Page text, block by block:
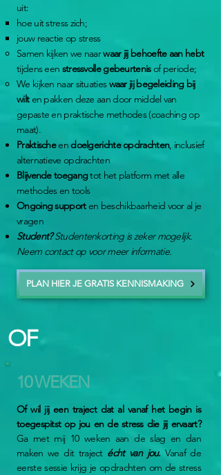
uit:
​hoe uit stress zich;
jouw reactie op stress
Samen kijken we naarwaar jij behoefte aan hebt
tijdens een stressvolle gebeurtenisof periode;
We kijken naar situatieswaar jij begeleiding bij
wilten pakken deze aan door middel van
gepaste en praktische methodes (coaching op
maat).
Praktischeendoelgerichte opdrachten, inclusief
alternatieve opdrachten
Blijvende toegangtot het platform met alle
methodes en tools
Ongoing supporten beschikbaarheid voor al je
vragen
Student?Studentenkorting is zeker mogelijk.
Neem contact op voor meer informatie.​​
PLAN HIER JE GRATIS KENNISMAKING
OF
10 WEKEN
Of wil jij een traject dat al vanaf het begin is
toegespitst op jou en de stress die jij ervaart?
Ga met mij 10 weken aan de slag en dan
maken we dit traject écht van jou.Vanaf de
eerste sessie krijg je opdrachten om de stress